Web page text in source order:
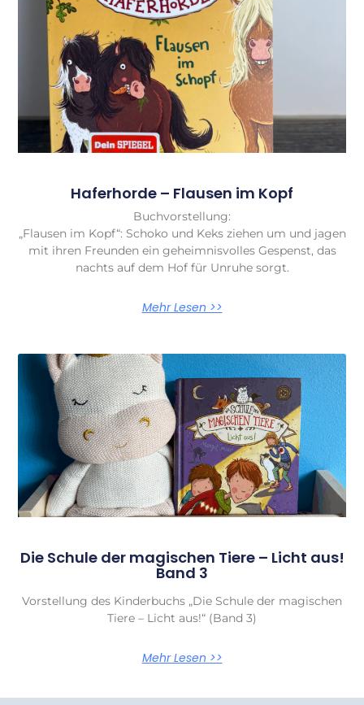
Haferhorde – Flausen im Kopf
Buchvorstellung:
„Flausen im Kopf“: Schoko und Keks ziehen um und jagen
mit ihren Freunden ein geheimnisvolles Gespenst, das
nachts auf dem Hof für Unruhe sorgt.
Mehr Lesen >>
Die Schule der magischen Tiere – Licht aus!
Band 3
Vorstellung des Kinderbuchs „Die Schule der magischen
Tiere – Licht aus!“ (Band 3)
Mehr Lesen >>